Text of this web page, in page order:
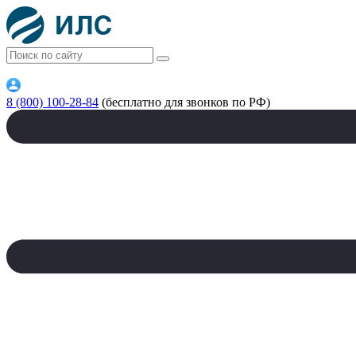
8 (800) 100-28-84 (бесплатно для звонков по РФ)